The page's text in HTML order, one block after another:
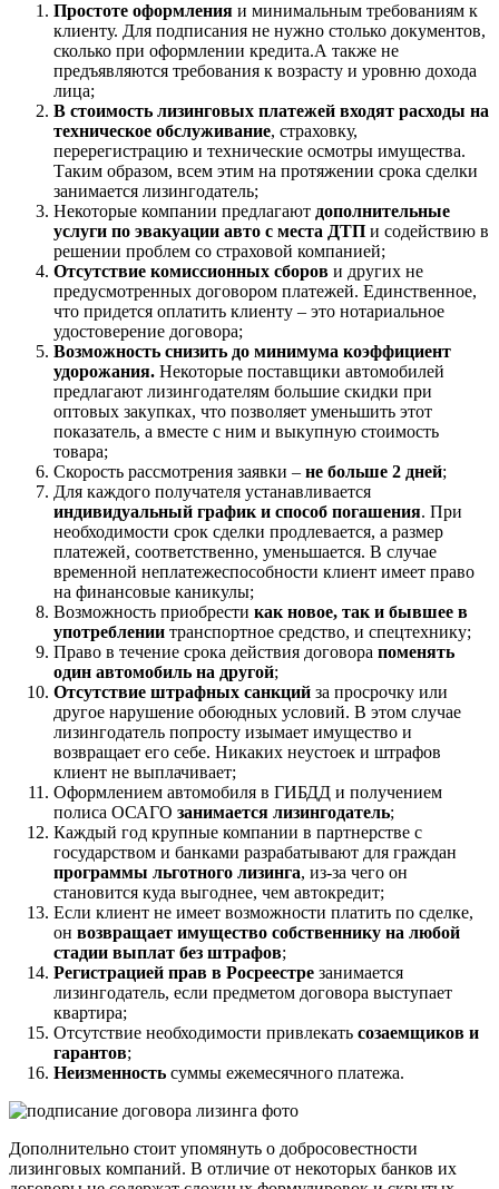
Простоте оформления и минимальным требованиям к
клиенту. Для подписания не нужно столько документов,
сколько при оформлении кредита.А также не
предъявляются требования к возрасту и уровню дохода
лица;
В стоимость лизинговых платежей входят расходы на
техническое обслуживание, страховку,
перерегистрацию и технические осмотры имущества.
Таким образом, всем этим на протяжении срока сделки
занимается лизингодатель;
Некоторые компании предлагают дополнительные
услуги по эвакуации авто с места ДТП и содействию в
решении проблем со страховой компанией;
Отсутствие комиссионных сборов и других не
предусмотренных договором платежей. Единственное,
что придется оплатить клиенту – это нотариальное
удостоверение договора;
Возможность снизить до минимума коэффициент
удорожания. Некоторые поставщики автомобилей
предлагают лизингодателям большие скидки при
оптовых закупках, что позволяет уменьшить этот
показатель, а вместе с ним и выкупную стоимость
товара;
Скорость рассмотрения заявки – не больше 2 дней;
Для каждого получателя устанавливается
индивидуальный график и способ погашения. При
необходимости срок сделки продлевается, а размер
платежей, соответственно, уменьшается. В случае
временной неплатежеспособности клиент имеет право
на финансовые каникулы;
Возможность приобрести как новое, так и бывшее в
употреблении транспортное средство, и спецтехнику;
Право в течение срока действия договора поменять
один автомобиль на другой;
Отсутствие штрафных санкций за просрочку или
другое нарушение обоюдных условий. В этом случае
лизингодатель попросту изымает имущество и
возвращает его себе. Никаких неустоек и штрафов
клиент не выплачивает;
Оформлением автомобиля в ГИБДД и получением
полиса ОСАГО занимается лизингодатель;
Каждый год крупные компании в партнерстве с
государством и банками разрабатывают для граждан
программы льготного лизинга, из-за чего он
становится куда выгоднее, чем автокредит;
Если клиент не имеет возможности платить по сделке,
он возвращает имущество собственнику на любой
стадии выплат без штрафов;
Регистрацией прав в Росреестре занимается
лизингодатель, если предметом договора выступает
квартира;
Отсутствие необходимости привлекать созаемщиков и
гарантов;
Неизменность суммы ежемесячного платежа.
Дополнительно стоит упомянуть о добросовестности
лизинговых компаний. В отличие от некоторых банков их